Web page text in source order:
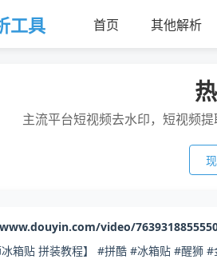
工具 首页 其他解析
主流平台短视频去水印，短视频
video/
冰箱贴 拼装教程】 #拼酷 #冰箱贴 #醒狮 #